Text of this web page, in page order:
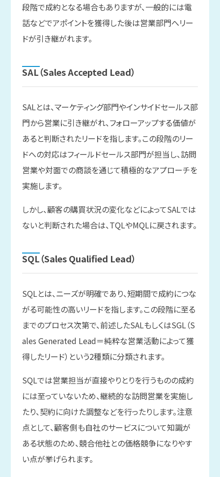
段階で成約となる場合もありますが、一般的には電
話などでアポイントを獲得した後は営業部門へリー
ドが引き継がれます。
SAL（Sales Accepted Lead）
SALとは、マーケティング部門やインサイドセールス部
門から営業に引き継がれ、フォローアップする価値が
あると判断されたリードを指します。この段階のリー
ドへの対応はフィールドセールス部門が担当し、訪問
営業や対面での商談を通じて積極的なアプローチを
実施します。
しかし、顧客の購買状況の変化などによってSALでは
ないと判断された場合は、TQLやMQLに戻されます。
SQL（Sales Qualified Lead）
SQLとは、ニーズが明確であり、短期間で成約につな
がる可能性の高いリードを指します。この段階に至る
までのプロセス次第で、前述したSALもしくはSGL（S
ales Generated Lead＝純粋な営業活動によって獲
得したリード）という2種類に分類されます。
SQLでは営業担当が直接やりとりを行うものの成約
には至っていないため、継続的な訪問営業を実施し
たり、契約に向けた調整などを行ったりします。注意
点として、顧客側も自社のサービスについて知識が
ある状態のため、競合他社との価格競争になりやす
い点が挙げられます。